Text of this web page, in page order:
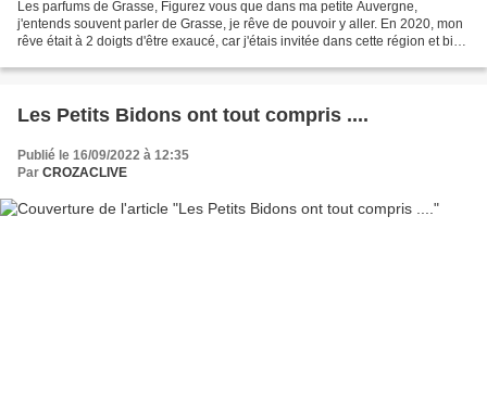
Les parfums de Grasse, Figurez vous que dans ma petite Auvergne,
j'entends souvent parler de Grasse, je rêve de pouvoir y aller. En 2020, mon
rêve était à 2 doigts d'être exaucé, car j'étais invitée dans cette région et bim
Les Petits Bidons ont tout compris ....
Publié le 16/09/2022 à 12:35
Par CROZACLIVE